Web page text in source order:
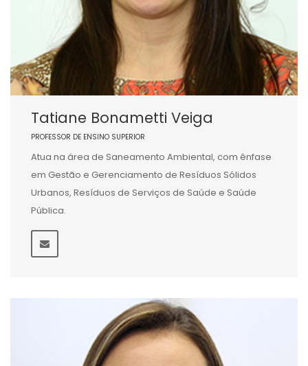
Tatiane Bonametti Veiga
PROFESSOR DE ENSINO SUPERIOR
Atua na área de Saneamento Ambiental, com ênfase
em Gestão e Gerenciamento de Resíduos Sólidos
Urbanos, Resíduos de Serviços de Saúde e Saúde
Pública.